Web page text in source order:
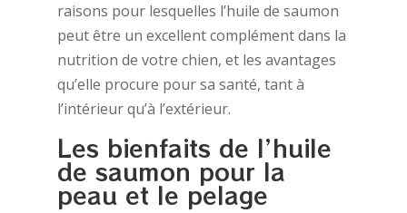
raisons pour lesquelles l’huile de saumon
peut être un excellent complément dans la
nutrition de votre chien, et les avantages
qu’elle procure pour sa santé, tant à
l’intérieur qu’à l’extérieur.
Les bienfaits de l’huile
de saumon pour la
peau et le pelage